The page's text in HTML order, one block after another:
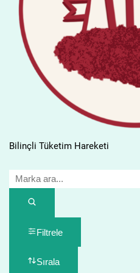
Bilinçli Tüketim Hareketi
Filtrele
Sırala